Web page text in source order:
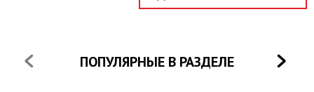
ПОПУЛЯРНЫЕ В РАЗДЕЛЕ